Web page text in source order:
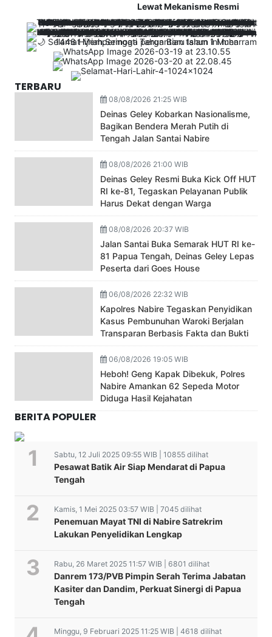
Lewat Mekanisme Resmi
TERBARU
08/08/2026 21:25 WIB
Deinas Geley Kobarkan Nasionalisme,
Bagikan Bendera Merah Putih di
Tengah Jalan Santai Nabire
08/08/2026 21:00 WIB
Deinas Geley Resmi Buka Kick Off HUT
RI ke-81, Tegaskan Pelayanan Publik
Harus Dekat dengan Warga
08/08/2026 20:37 WIB
Jalan Santai Buka Semarak HUT RI ke-
81 Papua Tengah, Deinas Geley Lepas
Peserta dari Goes House
06/08/2026 22:32 WIB
Kapolres Nabire Tegaskan Penyidikan
Kasus Pembunuhan Waroki Berjalan
Transparan Berbasis Fakta dan Bukti
06/08/2026 19:05 WIB
Heboh! Geng Kapak Dibekuk, Polres
Nabire Amankan 62 Sepeda Motor
Diduga Hasil Kejahatan
BERITA POPULER
Sabtu, 12 Juli 2025 09:55 WIB | 10855 dilihat
Pesawat Batik Air Siap Mendarat di Papua
Tengah
Kamis, 1 Mei 2025 03:57 WIB | 7045 dilihat
Penemuan Mayat TNI di Nabire Satrekrim
Lakukan Penyelidikan Lengkap
Rabu, 26 Maret 2025 11:57 WIB | 6801 dilihat
Danrem 173/PVB Pimpin Serah Terima Jabatan
Kasiter dan Dandim, Perkuat Sinergi di Papua
Tengah
Minggu, 9 Februari 2025 11:25 WIB | 4618 dilihat